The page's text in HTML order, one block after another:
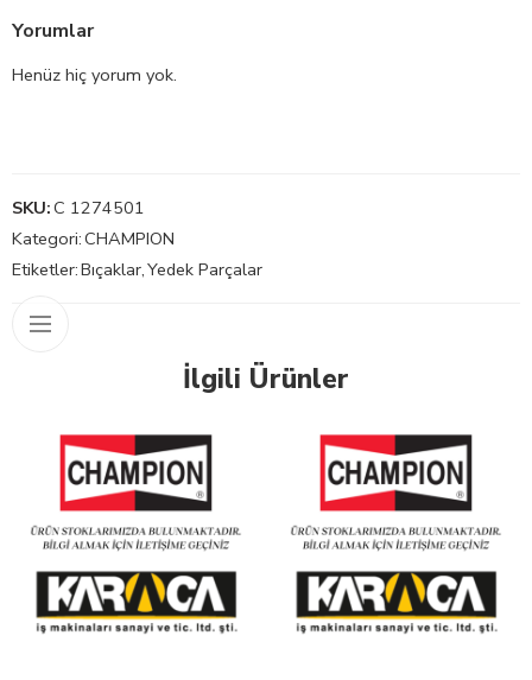
Yorumlar
Henüz hiç yorum yok.
SKU:C 1274501
Kategori:CHAMPION
Etiketler:Bıçaklar,Yedek Parçalar
İlgili Ürünler